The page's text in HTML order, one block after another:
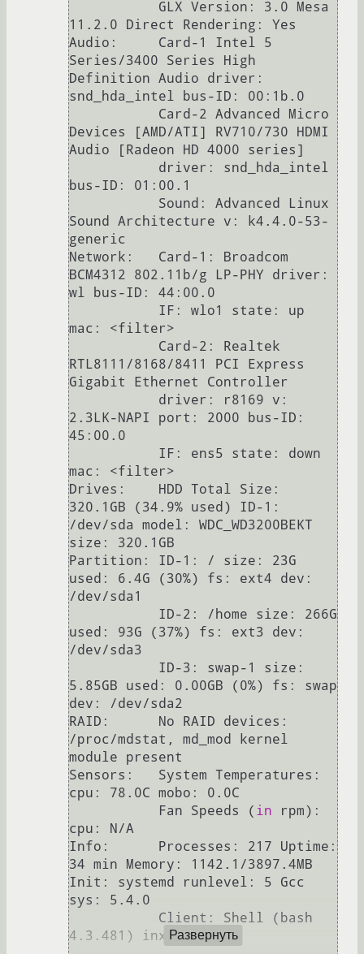
11.2.0 Direct Rendering: Yes
Audio:     Card-1 Intel 5
Series/3400 Series High
Definition Audio driver:
snd_hda_intel bus-ID: 00:1b.0
Devices [AMD/ATI] RV710/730 HDMI
Audio [Radeon HD 4000 series]
bus-ID: 01:00.1
Sound Architecture v: k4.4.0-53-
generic
Network:   Card-1: Broadcom
BCM4312 802.11b/g LP-PHY driver:
wl bus-ID: 44:00.0
mac: <filter>
RTL8111/8168/8411 PCI Express
Gigabit Ethernet Controller
2.3LK-NAPI port: 2000 bus-ID:
45:00.0
mac: <filter>
Drives:    HDD Total Size:
320.1GB (34.9% used) ID-1:
/dev/sda model: WDC_WD3200BEKT
size: 320.1GB
Partition: ID-1: / size: 23G
used: 6.4G (30%) fs: ext4 dev:
/dev/sda1
used: 93G (37%) fs: ext3 dev:
/dev/sda3
5.85GB used: 0.00GB (0%) fs: swap
dev: /dev/sda2
RAID:      No RAID devices:
/proc/mdstat, md_mod kernel
module present
Sensors:   System Temperatures:
cpu: 78.0C mobo: 0.0C
           Fan Speeds (
in rpm):
cpu: N/A
Info:      Processes: 217 Uptime:
34 min Memory: 1142.1/3897.4MB
Init: systemd runlevel: 5 Gcc
sys: 5.4.0
4.3.481) inxi: 2.2.35
Развернуть